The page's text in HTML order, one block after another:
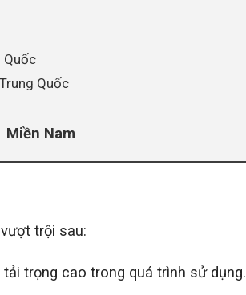
Quốc
Quốc
Nam
trội sau:
trọng cao trong quá trình sử dụng.